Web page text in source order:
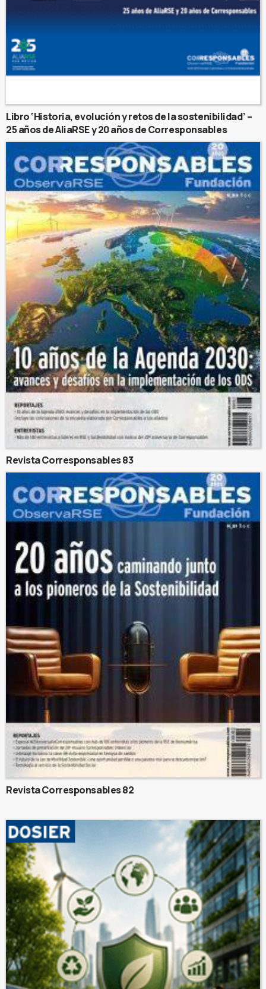
Libro ‘Historia, evolución y retos de la sostenibilidad’ –
25 años de AliaRSE y 20 años de Corresponsables
Revista Corresponsables 83
Revista Corresponsables 82